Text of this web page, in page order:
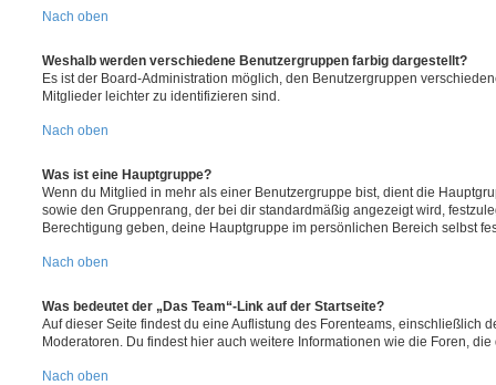
Nach oben
Weshalb werden verschiedene Benutzergruppen farbig dargestellt?
Es ist der Board-Administration möglich, den Benutzergruppen
Mitglieder leichter zu identifizieren sind.
Nach oben
Was ist eine Hauptgruppe?
Wenn du Mitglied in mehr als einer Benutzergruppe bist, dient die
sowie den Gruppenrang, der bei dir standardmäßig angezeigt wird,
Berechtigung geben, deine Hauptgruppe im persönlichen Bereich selbst
Nach oben
Was bedeutet der „Das Team“-Link auf der Startseite?
Auf dieser Seite findest du eine Auflistung des Forenteams, einschließlich
Moderatoren. Du findest hier auch weitere Informationen wie die Foren,
Nach oben